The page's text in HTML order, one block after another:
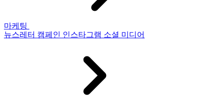
마케팅
뉴스레터 캠페인 인스타그램 소셜 미디어